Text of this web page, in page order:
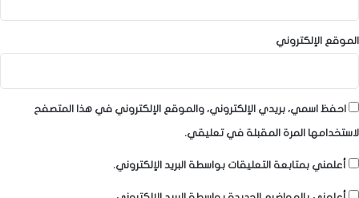
الموقع الإلكتروني
احفظ اسمي، بريدي الإلكتروني، والموقع الإلكتروني في هذا المتصفح
لاستخدامها المرة المقبلة في تعليقي.
أعلمني بمتابعة التعليقات بواسطة البريد الإلكتروني.